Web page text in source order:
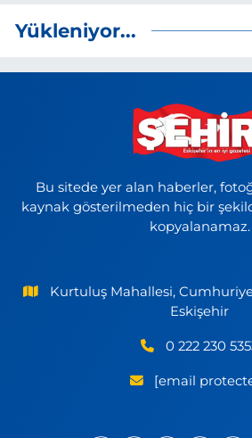
Yükleniyor...
Bu sitede yer alan haberler,
kaynak gösterilmeden hiç bir
kopyalanamaz.
Kurtuluş Mahallesi,
Eskişehir
0 222 230
[email